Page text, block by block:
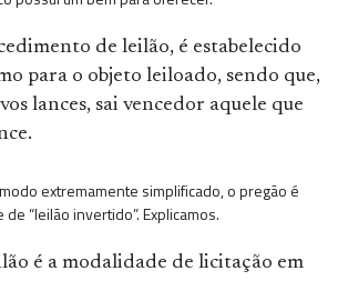
de leilão, é estabelecido
para o objeto leiloado, sendo que,
lances, sai vencedor aquele que
extremamente simplificado, o pregão é
“leilão invertido”. Explicamos.
é a modalidade de licitação em